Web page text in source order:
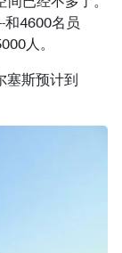
和4600名员
人。
塞斯预计到